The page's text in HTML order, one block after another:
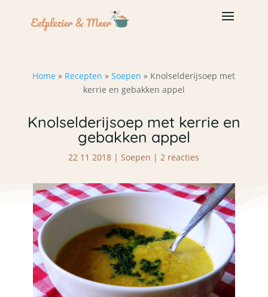
Home » Recepten »Soepen » Knolselderijsoep met
kerrie en gebakken appel
Knolselderijsoep met kerrie en
gebakken appel
22 11 2018 |Soepen |2 reacties